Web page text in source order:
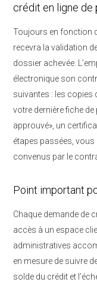
crédit en ligne de
Toujours en fonction
recevra la validation
dossier achevée.
électronique son
suivantes : les copies
votre dernière fiche
approuvé», un
étapes passées,
convenus par le
Point important
Chaque demande de
accès à un espace
administratives
en mesure de suivre
solde du crédit et